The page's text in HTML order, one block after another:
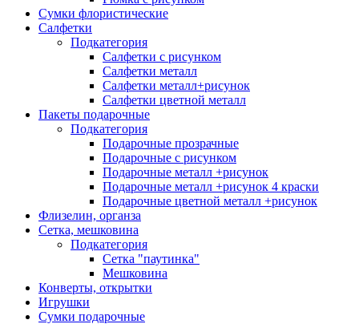
Сумки флористические
Салфетки
Подкатегория
Салфетки с рисунком
Салфетки металл
Салфетки металл+рисунок
Салфетки цветной металл
Пакеты подарочные
Подкатегория
Подарочные прозрачные
Подарочные с рисунком
Подарочные металл +рисунок
Подарочные металл +рисунок 4 краски
Подарочные цветной металл +рисунок
Флизелин, органза
Сетка, мешковина
Подкатегория
Сетка "паутинка"
Мешковина
Конверты, открытки
Игрушки
Сумки подарочные